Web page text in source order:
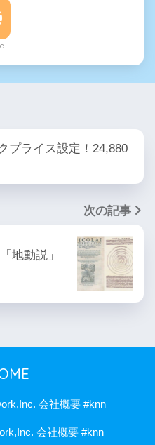
プライス設定！24,880
次の記事
地動説」
会社概要 #knn
会社概要 #knn